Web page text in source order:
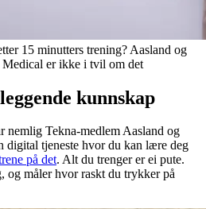
15 minutters trening? Aasland og
Medical er ikke i tvil om det
kunnskap
nemlig Tekna-medlem Aasland og
digital tjeneste hvor du kan lære deg
på det. Alt du trenger er ei pute.
og måler hvor raskt du trykker på